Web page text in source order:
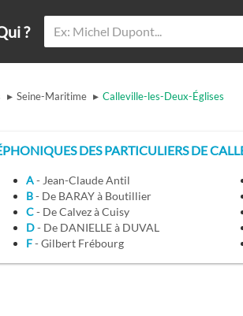
?
▸ Seine-Maritime ▸ Calleville-les-Deux-Églises
DES PARTICULIERS DE
A
- Jean-Claude Antil
B
- De BARAY à Boutillier
C
- De Calvez à Cuisy
D
- De DANIELLE à DUVAL
F
- Gilbert Frébourg